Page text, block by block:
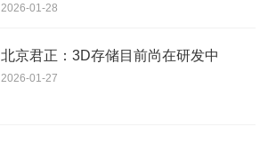
2026-01-28
北京君正：3D存储目前尚在研发中
2026-01-27